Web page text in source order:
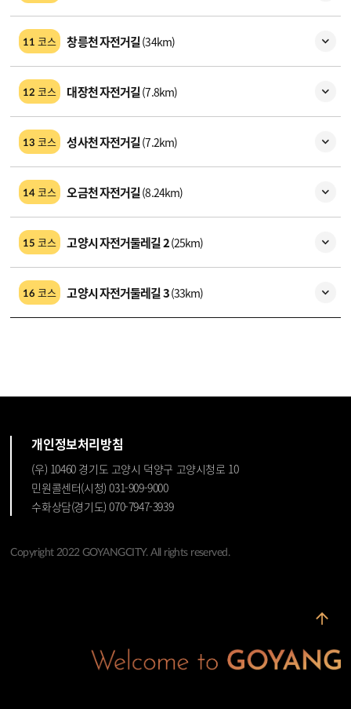
11 코스 창릉천 자전거길(34km)
12 코스 대장천 자전거길(7.8km)
13 코스 성사천 자전거길(7.2km)
14 코스 오금천 자전거길(8.24km)
15 코스 고양시 자전거둘레길 2(25km)
16 코스 고양시 자전거둘레길 3(33km)
개인정보처리방침
(우) 10460 경기도 고양시 덕양구 고양시청로 10
민원콜센터(시청) 031-909-9000
수화상담(경기도) 070-7947-3939
Copyright 2022 GOYANGCITY. All rights reserved.